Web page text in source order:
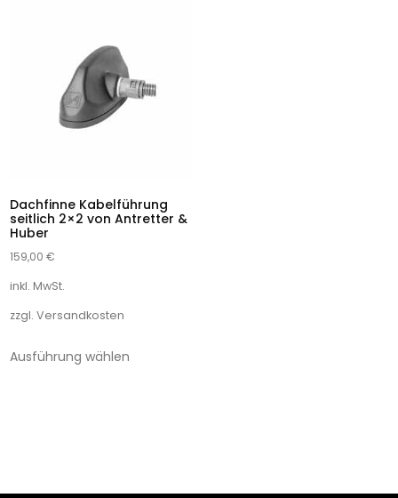
Dachfinne Kabelführung
seitlich 2×2 von Antretter &
Huber
159,00 €
inkl. MwSt.
zzgl. Versandkosten
Ausführung wählen